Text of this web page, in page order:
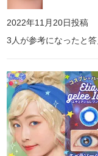
2022年11月20日投稿
3 人が参考になったと